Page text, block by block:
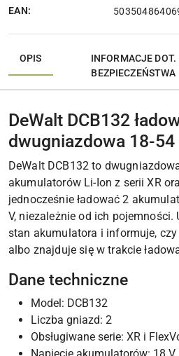
EAN:
OPIS
INFORMACJE DOT.
BEZPIECZEŃSTWA
DeWalt DCB132
dwugniazdowa 18-54
DeWalt DCB132 to
akumulatorów Li-Ion z serii XR
jednocześnie ładować 2
V, niezależnie od ich pojemności.
stan akumulatora i informuje,
albo znajduje się w trakcie
Dane techniczne
Model: DCB132
Liczba gniazd: 2
Obsługiwane serie: XR i
Napięcie akumulatorów: 18 V